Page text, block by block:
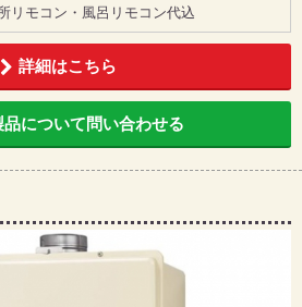
リモコン・風呂リモコン代込
詳細はこちら
品について問い合わせる